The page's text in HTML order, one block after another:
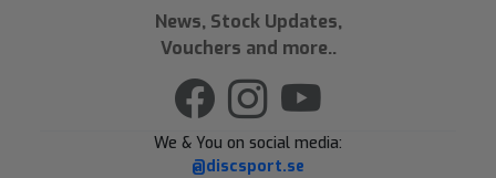
News, Stock Updates,
Vouchers and more..
We & You on social media:
@discsport.se